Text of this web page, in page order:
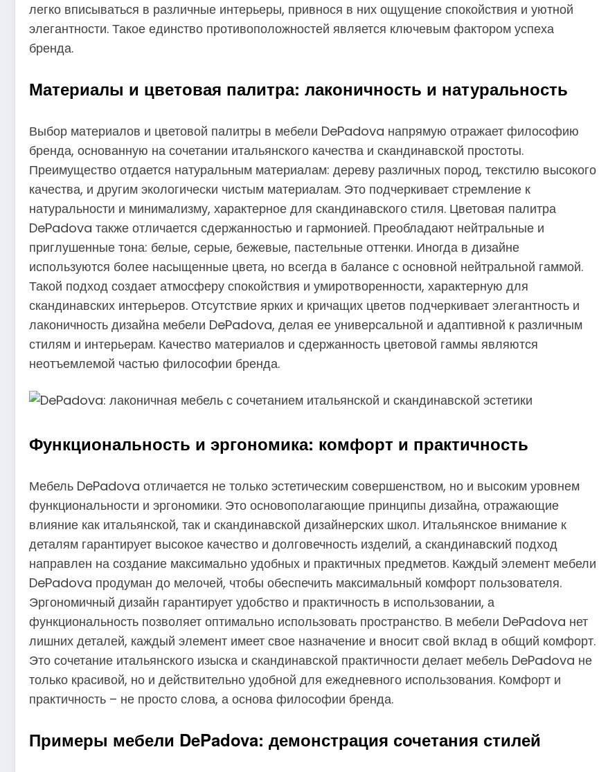
легко вписываться в различные интерьеры, привнося в них ощущение спокойствия и уютной
элегантности. Такое единство противоположностей является ключевым фактором успеха
бренда.
Материалы и цветовая палитра: лаконичность и натуральность
Выбор материалов и цветовой палитры в мебели DePadova напрямую отражает философию
бренда, основанную на сочетании итальянского качества и скандинавской простоты.
Преимущество отдается натуральным материалам: дереву различных пород, текстилю высокого
качества, и другим экологически чистым материалам. Это подчеркивает стремление к
натуральности и минимализму, характерное для скандинавского стиля. Цветовая палитра
DePadova также отличается сдержанностью и гармонией. Преобладают нейтральные и
приглушенные тона: белые, серые, бежевые, пастельные оттенки. Иногда в дизайне
используются более насыщенные цвета, но всегда в балансе с основной нейтральной гаммой.
Такой подход создает атмосферу спокойствия и умиротворенности, характерную для
скандинавских интерьеров. Отсутствие ярких и кричащих цветов подчеркивает элегантность и
лаконичность дизайна мебели DePadova, делая ее универсальной и адаптивной к различным
стилям и интерьерам. Качество материалов и сдержанность цветовой гаммы являются
неотъемлемой частью философии бренда.
Функциональность и эргономика: комфорт и практичность
Мебель DePadova отличается не только эстетическим совершенством, но и высоким уровнем
функциональности и эргономики. Это основополагающие принципы дизайна, отражающие
влияние как итальянской, так и скандинавской дизайнерских школ. Итальянское внимание к
деталям гарантирует высокое качество и долговечность изделий, а скандинавский подход
направлен на создание максимально удобных и практичных предметов. Каждый элемент мебели
DePadova продуман до мелочей, чтобы обеспечить максимальный комфорт пользователя.
Эргономичный дизайн гарантирует удобство и практичность в использовании, а
функциональность позволяет оптимально использовать пространство. В мебели DePadova нет
лишних деталей, каждый элемент имеет свое назначение и вносит свой вклад в общий комфорт.
Это сочетание итальянского изыска и скандинавской практичности делает мебель DePadova не
только красивой, но и действительно удобной для ежедневного использования. Комфорт и
практичность – не просто слова, а основа философии бренда.
Примеры мебели DePadova: демонстрация сочетания стилей